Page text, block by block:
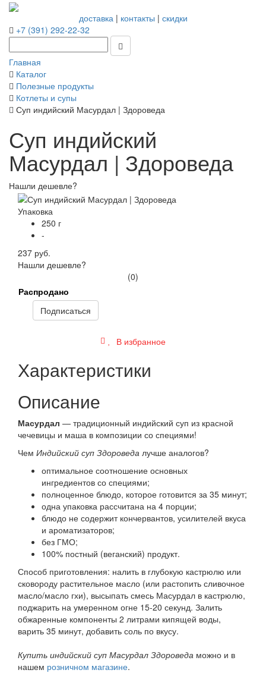
доставка| контакты | скидки
+7 (391) 292-22-32
Главная
Каталог
Полезные продукты
Котлеты и супы
Суп индийский Масурдал | Здороведа
Суп индийский
Масурдал | Здороведа
Нашли дешевле?
Упаковка
250 г
-
237 руб.
Нашли дешевле?
(0)
Распродано
Подписаться
В избранное
Характеристики
Описание
Масурдал — традиционный индийский суп из красной
чечевицы и маша в композиции со специями!
Чем Индийский суп Здороведа лучше аналогов?
оптимальное соотношение основных
ингредиентов со специями;
полноценное блюдо, которое готовится за 35 минут;
одна упаковка рассчитана на 4 порции;
блюдо не содержит кончервантов, усилителей вкуса
и ароматизаторов;
без ГМО;
100% постный (веганский) продукт.
Способ приготовления: налить в глубокую кастрюлю или
сковороду растительное масло (или растопить сливочное
масло/масло гхи), высыпать смесь Масурдал в кастрюлю,
поджарить на умеренном огне 15-20 секунд. Залить
обжаренные компоненты 2 литрами кипящей воды,
варить 35 минут, добавить соль по вкусу.
Купить индийский суп Масурдал Здороведа можно и в
нашем розничном магазине.